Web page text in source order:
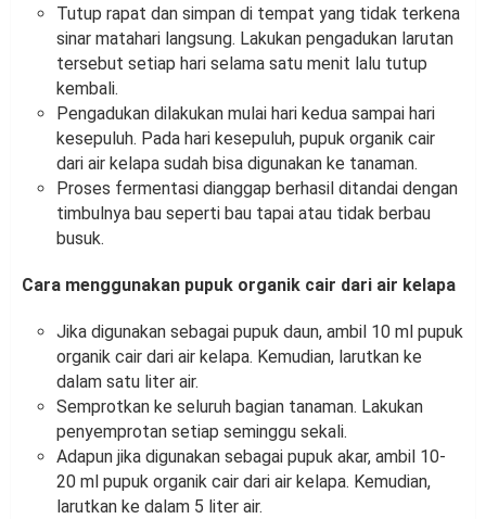
Tutup rapat dan simpan di tempat yang tidak terkena
sinar matahari langsung. Lakukan pengadukan larutan
tersebut setiap hari selama satu menit lalu tutup
kembali.
Pengadukan dilakukan mulai hari kedua sampai hari
kesepuluh. Pada hari kesepuluh, pupuk organik cair
dari air kelapa sudah bisa digunakan ke tanaman.
Proses fermentasi dianggap berhasil ditandai dengan
timbulnya bau seperti bau tapai atau tidak berbau
busuk.
Cara menggunakan pupuk organik cair dari air kelapa
Jika digunakan sebagai pupuk daun, ambil 10 ml pupuk
organik cair dari air kelapa. Kemudian, larutkan ke
dalam satu liter air.
Semprotkan ke seluruh bagian tanaman. Lakukan
penyemprotan setiap seminggu sekali.
Adapun jika digunakan sebagai pupuk akar, ambil 10-
20 ml pupuk organik cair dari air kelapa. Kemudian,
larutkan ke dalam 5 liter air.